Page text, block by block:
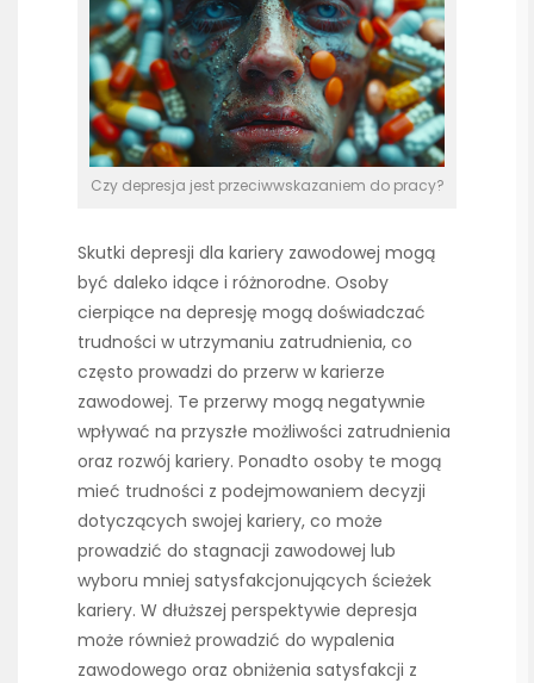
Czy depresja jest przeciwwskazaniem do pracy?
Skutki depresji dla kariery zawodowej mogą
być daleko idące i różnorodne. Osoby
cierpiące na depresję mogą doświadczać
trudności w utrzymaniu zatrudnienia, co
często prowadzi do przerw w karierze
zawodowej. Te przerwy mogą negatywnie
wpływać na przyszłe możliwości zatrudnienia
oraz rozwój kariery. Ponadto osoby te mogą
mieć trudności z podejmowaniem decyzji
dotyczących swojej kariery, co może
prowadzić do stagnacji zawodowej lub
wyboru mniej satysfakcjonujących ścieżek
kariery. W dłuższej perspektywie depresja
może również prowadzić do wypalenia
zawodowego oraz obniżenia satysfakcji z